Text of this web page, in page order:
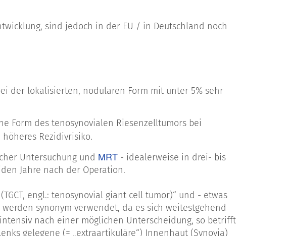
sind jedoch in der EU / in Deutschland noch
der lokalisierten, nodulären Form mit unter 5% sehr
Form des tenosynovialen Riesenzelltumors bei
Rezidivrisiko.
Untersuchung und MRT - idealerweise in drei- bis
Jahre nach der Operation.
engl.: tenosynovial giant cell tumor)“ und - etwas
synonym verwendet, da es sich weitestgehend
nach einer möglichen Unterscheidung, so betrifft
gelegene (= „extraartikuläre“) Innenhaut (Synovia)